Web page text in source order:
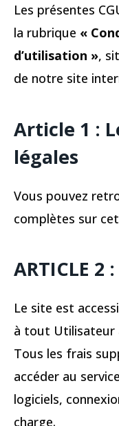
Les présentes
la rubrique «
d’utilisation »,
de notre site
Article 1 :
légales
Vous pouvez
complètes sur
ARTICLE 2
Le site est
à tout Utilisateur
Tous les frais
accéder au
logiciels,
charge.